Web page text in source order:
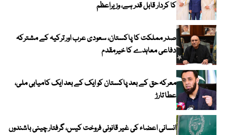
کا کردار قابل قدر ہے، وزیراعظم
صدر مملکت کا پاکستان، سعودی عرب اور ترکیہ کے مشترکہ
دفاعی معاہدے کا خیرمقدم
معرکہ حق کے بعد پاکستان کو ایک کے بعد ایک کامیابی ملی،
عطا تارڑ
انسانی اعضاء کی غیر قانونی فروخت کیس، گرفتار چینی باشندوں